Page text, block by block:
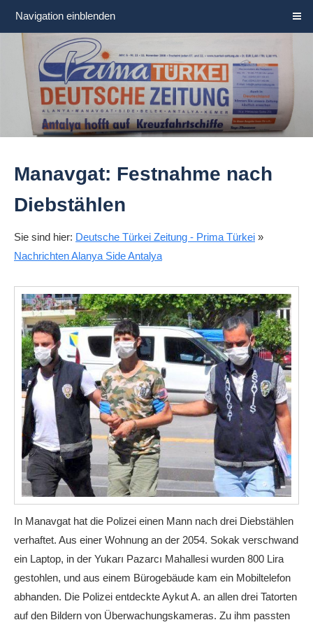
Navigation einblenden
Manavgat: Festnahme nach
Diebstählen
Sie sind hier: Deutsche Türkei Zeitung - Prima Türkei »
Nachrichten Alanya Side Antalya
In Manavgat hat die Polizei einen Mann nach drei Diebstählen
verhaftet. Aus einer Wohnung an der 2054. Sokak verschwand
ein Laptop, in der Yukarı Pazarcı Mahallesi wurden 800 Lira
gestohlen, und aus einem Bürogebäude kam ein Mobiltelefon
abhanden. Die Polizei entdeckte Aykut A. an allen drei Tatorten
auf den Bildern von Überwachungskameras. Zu ihm passten